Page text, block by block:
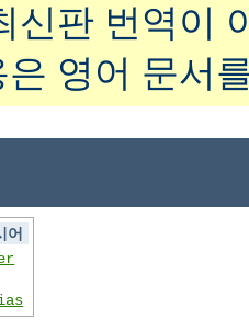
신판 번역이
은 영어 문서
어